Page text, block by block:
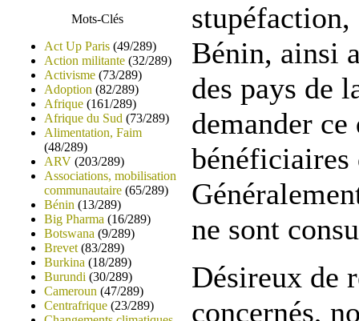
Mots-Clés
Act Up Paris (49/289)
Action militante (32/289)
Activisme (73/289)
Adoption (82/289)
Afrique (161/289)
Afrique du Sud (73/289)
Alimentation, Faim
(48/289)
ARV (203/289)
Associations, mobilisation
communautaire (65/289)
Bénin (13/289)
Big Pharma (16/289)
Botswana (9/289)
Brevet (83/289)
Burkina (18/289)
Burundi (30/289)
Cameroun (47/289)
Centrafrique (23/289)
Bénin, ainsi
des pays de
demander ce
bénéficiaires
ne sont
Désireux de
concernés,